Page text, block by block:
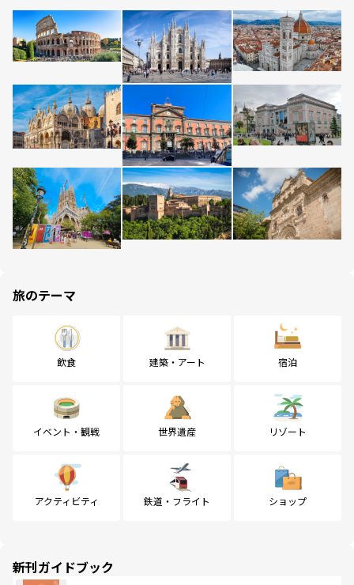
旅のテーマ
飲食 建築・アート 宿泊
イベント・観戦 世界遺産 リゾート
アクティビティ 鉄道・フライト ショップ
新刊ガイドブック